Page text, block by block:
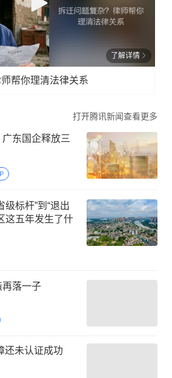
了解详情
帮你理清法律关系
打开腾讯新闻查看更多
东国企释放三
标杆”到“退出
这五年发生了什
再落一子
还未认证成功